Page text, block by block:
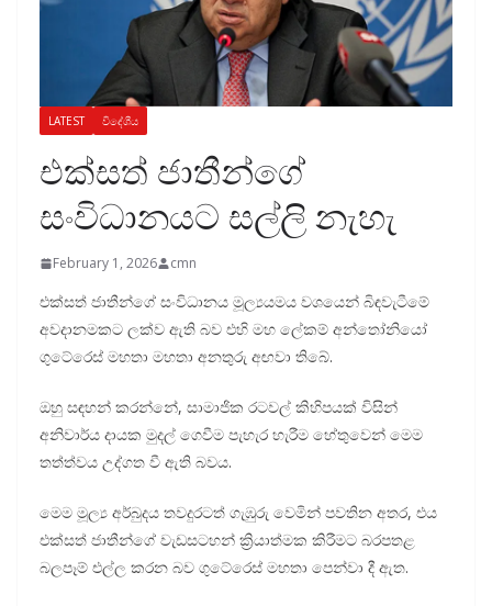
LATEST විදේශීය
එක්සත් ජාතීන්ගේ
සංවිධානයට සල්ලි නැහැ
February 1, 2026 cmn
එක්සත් ජාතීන්ගේ සංවිධානය මූල්‍යයමය වශයෙන් බිඳවැටීමේ
අවදානමකට ලක්ව ඇති බව එහි මහ ලේකම් අන්තෝනියෝ
ගුටේරෙස් මහතා මහතා අනතුරු අඟවා තිබේ.
ඔහු සඳහන් කරන්නේ, සාමාජික රටවල් කිහිපයක් විසින්
අනිවාර්ය දායක මුදල් ගෙවීම පැහැර හැරීම හේතුවෙන් මෙම
තත්ත්වය උද්ගත වී ඇති බවය.
මෙම මූල්‍ය අර්බුදය තවදුරටත් ගැඹුරු වෙමින් පවතින අතර, එය
එක්සත් ජාතීන්ගේ වැඩසටහන් ක්‍රියාත්මක කිරීමට බරපතළ
බලපෑම් එල්ල කරන බව ගුටේරෙස් මහතා පෙන්වා දී ඇත.